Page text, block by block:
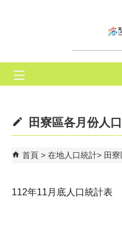
田寮區各月份人
首頁 在地人口統計 田
112年11月底人口統計表